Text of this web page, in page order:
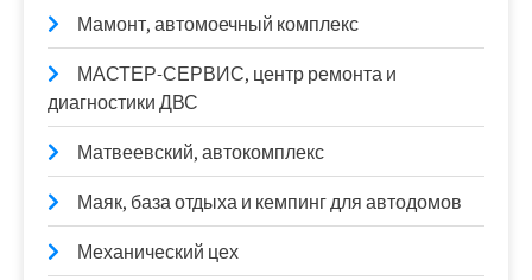
Мамонт, автомоечный комплекс
МАСТЕР-СЕРВИС, центр ремонта и
диагностики ДВС
Матвеевский, автокомплекс
Маяк, база отдыха и кемпинг для автодомов
Механический цех